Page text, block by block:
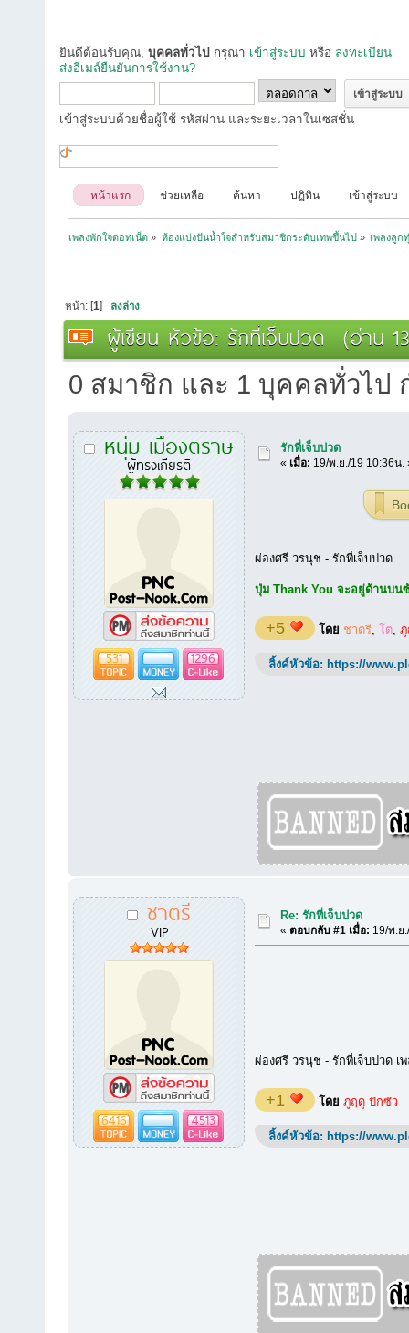
ยินดีต้อนรับคุณ, บุคคลทั่วไป กรุณา เข้าสู่ระบบ หรือ ลงทะเบียน
ส่งอีเมล์ยืนยันการใช้งาน?
เข้าสู่ระบบด้วยชื่อผู้ใช้ รหัสผ่าน และระยะเวลาในเซสชั่น
หน้าแรก ช่วยเหลือ ค้นหา ปฏิทิน เข้าสู่ระบบ
เพลงพักใจดอทเน็ต » ห้องแบ่งปันน้ำใจสำหรับสมาชิกระดับเทพขึ้นไป » เพลงลูก
หน้า: [1] ลงล่าง
ผู้เขียน หัวข้อ: รักที่เจ็บปวด (อ่าน
0 สมาชิก และ 1 บุคคลทั่วไป
หนุ่ม เมืองตราษ
ผู้ทรงเกียรติ
531 1296
รักที่เจ็บปวด
« เมื่อ: 19/พ.ย./19 10:36น.
ผ่องศรี วรนุช - รักที่เจ็บปวด
ปุ่ม Thank You จะอยู่ด้านบน
+5 โดย ชาตรี, โต,
ลิ้งค์หัวข้อ: https://
ชาตรี
VIP
6416 4513
Re: รักที่เจ็บปวด
«ตอบกลับ #1 เมื่อ: 19/พ.ย
ผ่องศรี วรนุช - รักที่เจ็บปวด
+1 โดย ภูฤดู ปักซัว
ลิ้งค์หัวข้อ: https://